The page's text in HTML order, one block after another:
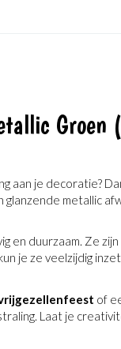
aan je decoratie?
metallic
en duurzaam. Ze
je ze veelzijdig
of
Laat je